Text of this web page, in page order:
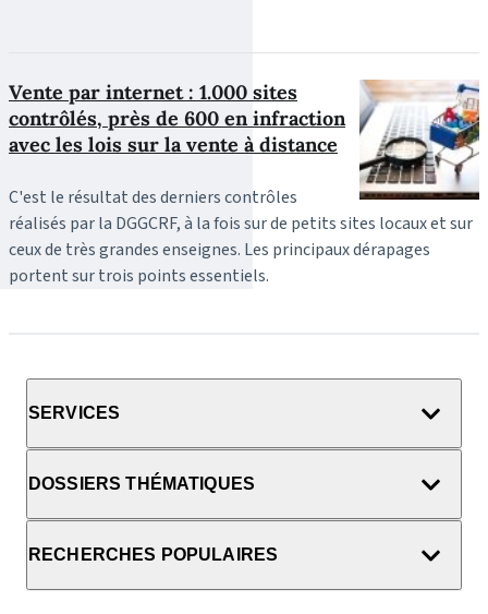
Vente par internet : 1.000 sites
contrôlés, près de 600 en infraction
avec les lois sur la vente à distance
C'est le résultat des derniers contrôles
réalisés par la DGGCRF, à la fois sur de petits sites locaux et sur
ceux de très grandes enseignes. Les principaux dérapages
portent sur trois points essentiels.
SERVICES
DOSSIERS THÉMATIQUES
RECHERCHES POPULAIRES